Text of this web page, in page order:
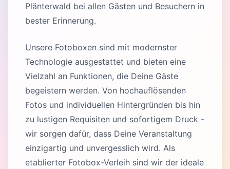
Plänterwald bei allen Gästen und Besuchern in
bester Erinnerung.
Unsere Fotoboxen sind mit modernster
Technologie ausgestattet und bieten eine
Vielzahl an Funktionen, die Deine Gäste
begeistern werden. Von hochauflösenden
Fotos und individuellen Hintergründen bis hin
zu lustigen Requisiten und sofortigem Druck -
wir sorgen dafür, dass Deine Veranstaltung
einzigartig und unvergesslich wird. Als
etablierter Fotobox-Verleih sind wir der ideale